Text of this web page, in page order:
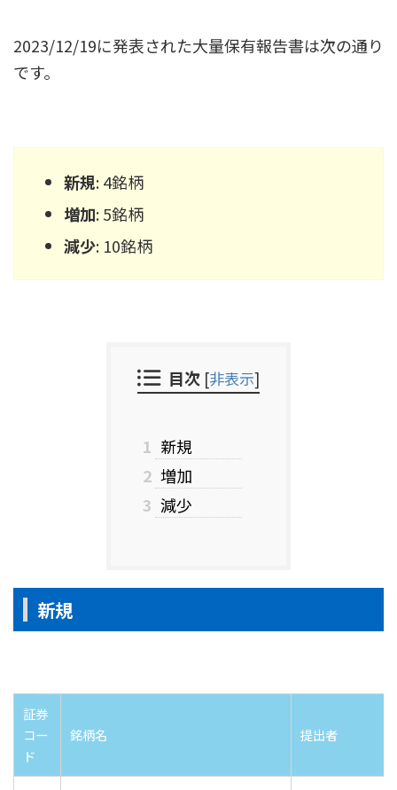
2023/12/19に発表された大量保有報告書は次の通り
です。
新規: 4銘柄
増加: 5銘柄
減少: 10銘柄
目次 [非表示]
1 新規
2 増加
3 減少
新規
証券
コー
ド
銘柄名 提出者